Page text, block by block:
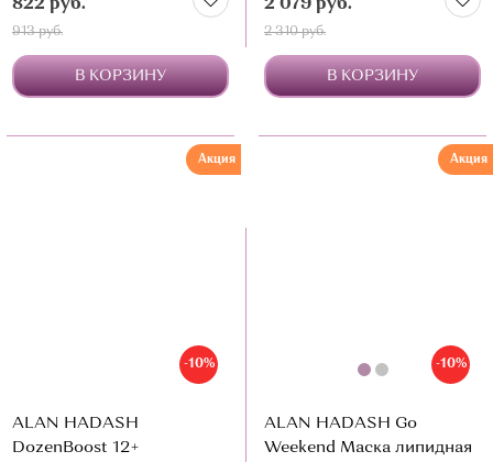
822 руб.
913 руб.
В КОРЗИНУ
2 079 руб.
2 310 руб.
В КОРЗИНУ
-10%
Акция
ALAN HADASH
DozenBoost 12+
-10%
Акция
ALAN HADASH Go
Weekend Маска липидная